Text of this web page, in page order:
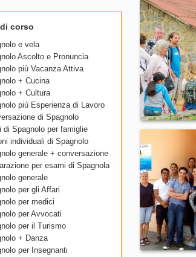
corso
e vela
Ascolto e Pronuncia
più Vacanza Attiva
+ Cucina
+ Cultura
più Esperienza di Lavoro
di Spagnolo
di Spagnolo per famiglie
individuali di Spagnolo
generale + conversazione
per esami di Spagnola
generale
per gli Affari
per medici
per Avvocati
per il Turismo
+ Danza
per Insegnanti